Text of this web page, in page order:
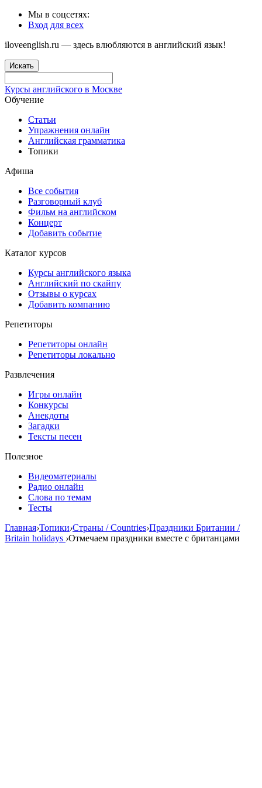
Мы в соцсетях:
Вход для всех
iloveenglish.ru — здесь влюбляются в английский язык!
Искать
Курсы английского в Москве
Обучение
Статьи
Упражнения онлайн
Английская грамматика
Топики
Афиша
Все события
Разговорный клуб
Фильм на английском
Концерт
Добавить событие
Каталог курсов
Курсы английского языка
Английский по скайпу
Отзывы о курсах
Добавить компанию
Репетиторы
Репетиторы онлайн
Репетиторы локально
Развлечения
Игры онлайн
Конкурсы
Анекдоты
Загадки
Тексты песен
Полезное
Видеоматериалы
Радио онлайн
Слова по темам
Тесты
Главная›Топики›Страны / Countries›Праздники Британии /
Britain holidays ›Отмечаем праздники вместе с британцами